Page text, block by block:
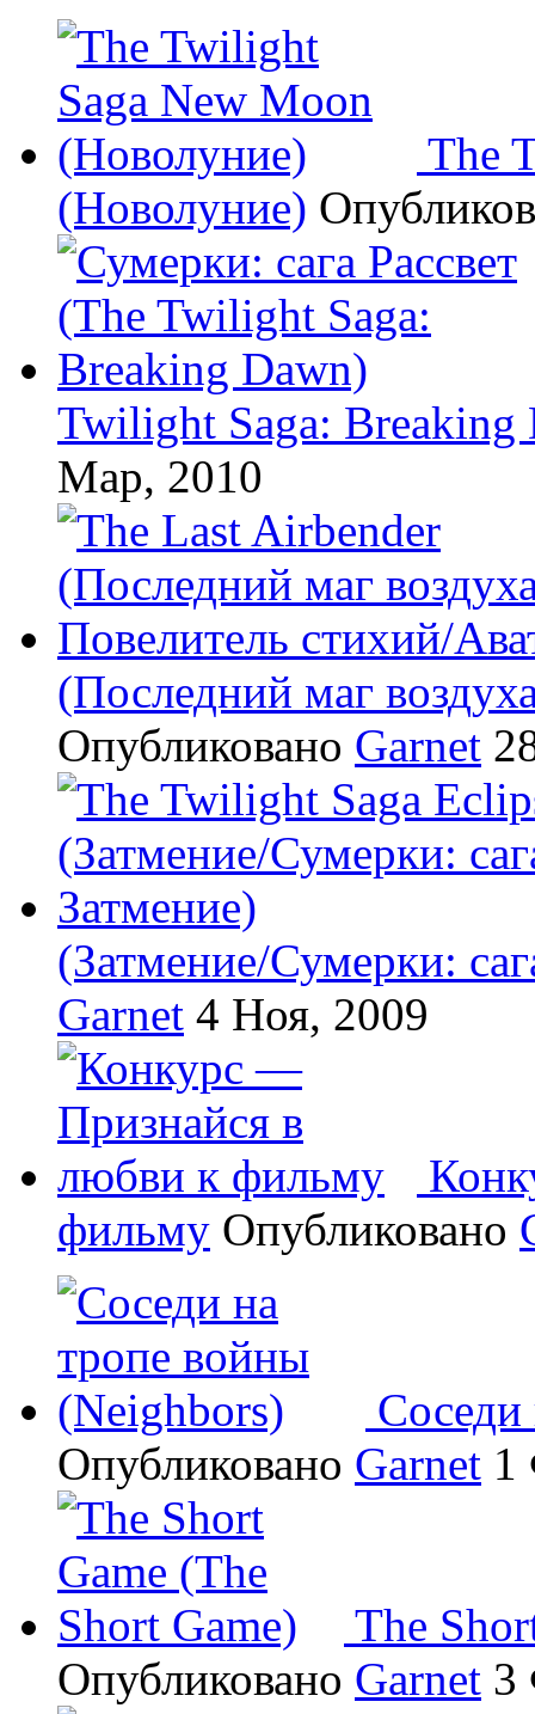
The
(Новолуние)
Twilight Saga: Breaking
Мар, 2010
(Последний маг
Опубликовано Garnet
(Затмение/Сумерки:
Garnet 4 Ноя, 2009
фильму Опубликовано
Соседи
Опубликовано Garnet 1
The
Опубликовано Garnet 3